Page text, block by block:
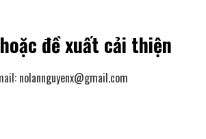
đề xuất cải thiện
nolannguyenx@gmail.com